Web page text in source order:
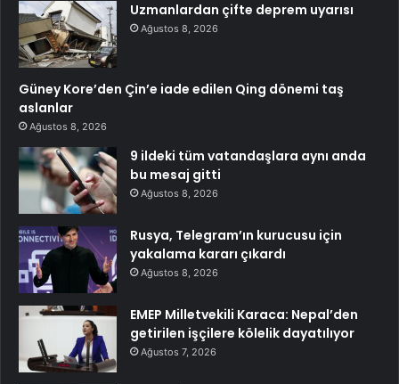
Uzmanlardan çifte deprem uyarısı
Ağustos 8, 2026
Güney Kore’den Çin’e iade edilen Qing dönemi taş
aslanlar
Ağustos 8, 2026
9 ildeki tüm vatandaşlara aynı anda
bu mesaj gitti
Ağustos 8, 2026
Rusya, Telegram’ın kurucusu için
yakalama kararı çıkardı
Ağustos 8, 2026
EMEP Milletvekili Karaca: Nepal’den
getirilen işçilere kölelik dayatılıyor
Ağustos 7, 2026